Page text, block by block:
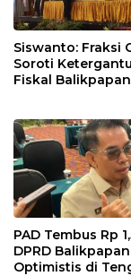
Siswanto: Fraksi
Soroti
Fiskal
PAD Tembus Rp
DPRD
Optimistis di